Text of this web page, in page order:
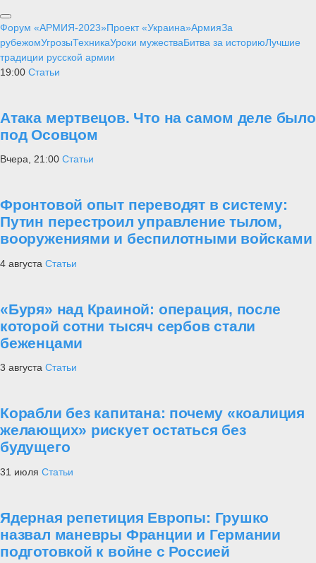
Форум «АРМИЯ-2023»Проект «Украина»АрмияЗа
рубежомУгрозыТехникаУроки мужестваБитва за историюЛучшие
традиции русской армии
19:00 Статьи
Атака мертвецов. Что на самом деле было
под Осовцом
Вчера, 21:00 Статьи
Фронтовой опыт переводят в систему:
Путин перестроил управление тылом,
вооружениями и беспилотными войсками
4 августа Статьи
«Буря» над Краиной: операция, после
которой сотни тысяч сербов стали
беженцами
3 августа Статьи
Корабли без капитана: почему «коалиция
желающих» рискует остаться без
будущего
31 июля Статьи
Ядерная репетиция Европы: Грушко
назвал маневры Франции и Германии
подготовкой к войне с Россией